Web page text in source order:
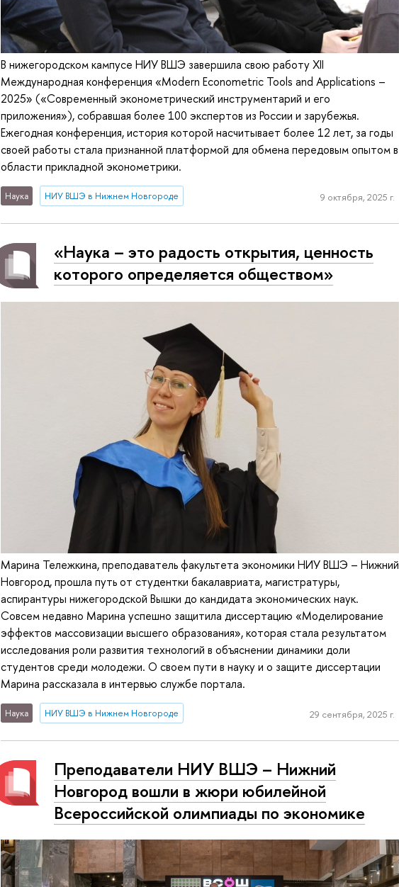
В нижегородском кампусе НИУ ВШЭ завершила свою работу XII
Международная конференция «Modern Econometric Tools and Applications –
2025» («Современный эконометрический инструментарий и его
приложения»), собравшая более 100 экспертов из России и зарубежья.
Ежегодная конференция, история которой насчитывает более 12 лет, за годы
своей работы стала признанной платформой для обмена передовым опытом в
области прикладной эконометрики.
Наука НИУ ВШЭ в Нижнем Новгороде 9 октября, 2025 г.
«Наука – это радость открытия, ценность
которого определяется обществом»
Марина Тележкина, преподаватель факультета экономики НИУ ВШЭ – Нижний
Новгород, прошла путь от студентки бакалавриата, магистратуры,
аспирантуры нижегородской Вышки до кандидата экономических наук.
Совсем недавно Марина успешно защитила диссертацию «Моделирование
эффектов массовизации высшего образования», которая стала результатом
исследования роли развития технологий в объяснении динамики доли
студентов среди молодежи. О своем пути в науку и о защите диссертации
Марина рассказала в интервью службе портала.
Наука НИУ ВШЭ в Нижнем Новгороде 29 сентября, 2025 г.
Преподаватели НИУ ВШЭ – Нижний
Новгород вошли в жюри юбилейной
Всероссийской олимпиады по экономике